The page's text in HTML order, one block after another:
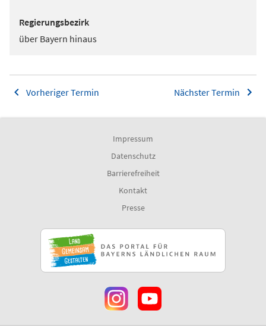
Regierungsbezirk
über Bayern hinaus
Vorheriger Termin Nächster Termin
Impressum
Datenschutz
Barrierefreiheit
Kontakt
Presse